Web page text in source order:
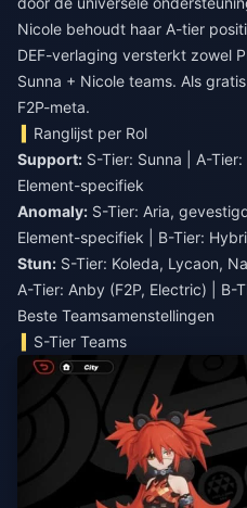
Nicole behoudt haar A-tier
DEF-verlaging versterkt zowel
Sunna + Nicole teams. Als
F2P-meta.
Ranglijst per Rol
Support: S-Tier: Sunna | A-
Element-specifiek
Anomaly: S-Tier: Aria,
Element-specifiek | B-Tier:
Stun: S-Tier: Koleda, Lycaon,
A-Tier: Anby (F2P, Electric) | B-
Beste Teamsamenstellingen
S-Tier Teams